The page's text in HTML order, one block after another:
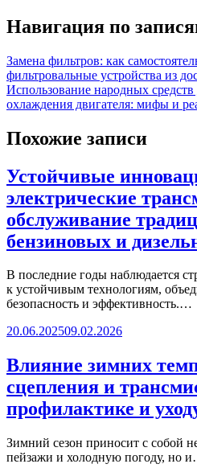
Навигация по
Замена фильтров: как
фильтровальные устройства из
Использование народных
охлаждения двигателя: мифы и
Похожие записи
Устойчивые
электрические
обслуживание
бензиновых и
В последние годы наблюдается
к устойчивым технологиям,
безопасность и эффективность.…
20.06.202509.02.2026
Влияние зимних
сцепления и
профилактике и
Зимний сезон приносит с собой
пейзажи и холодную погоду, но